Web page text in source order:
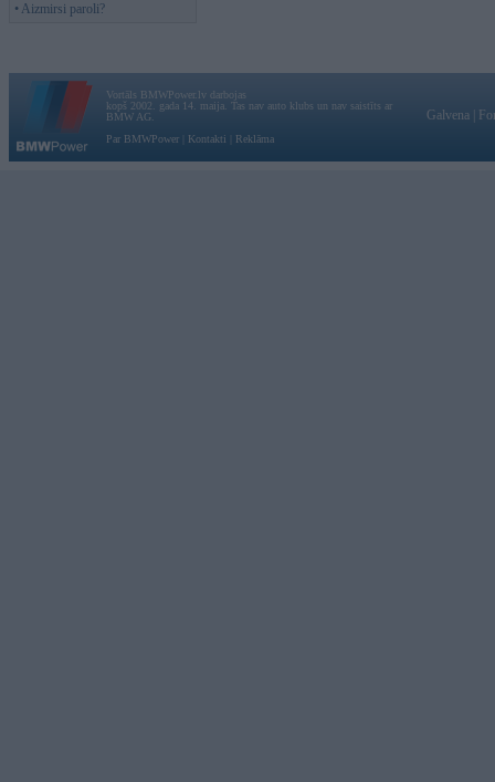
• Aizmirsi paroli?
Vortāls BMWPower.lv darbojas
kopš 2002. gada 14. maija. Tas nav auto klubs un nav saistīts ar
BMW AG.
Par BMWPower
Kontakti Reklāma
Galvena